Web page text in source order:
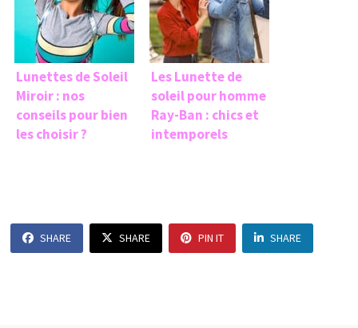
Lunettes de Soleil
Miroir : nos
conseils pour bien
les choisir ?
Les Lunette de
soleil pour homme
Ray-Ban : chics et
intemporels
SHARE SHARE PIN IT SHARE